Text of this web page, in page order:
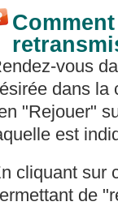
vous
dans la
"Rejouer"
est
cliquant sur
de